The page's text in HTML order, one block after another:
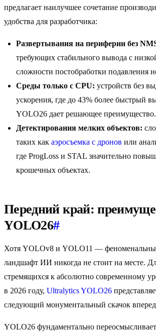
предлагает наилучшее сочетание
удобства для разработчика:
Развертывания на периферии без
требующих стабильного вывода с
сложности постобработки подавления
Среды только с CPU: устройств без
ускорения, где до 43% более быстрый
YOLO26 дает решающее преимущество.
Детектирования мелких объектов:
таких как аэросъемка с дронов или
где ProgLoss и STAL значительно
крошечных объектах.
Передний край:
YOLO26#
Хотя YOLOv8 и YOLO11 —
ландшафт ИИ никогда не стоит на месте.
стремящихся к абсолютно современному
в 2026 году, Ultralytics YOLO26
следующий монументальный скачок
YOLO26 фундаментально